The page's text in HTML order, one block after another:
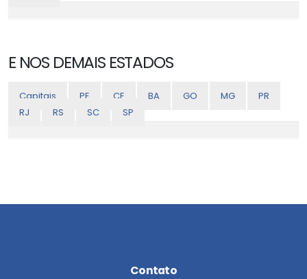
E NOS DEMAIS ESTADOS
Capitais PE CE BA GO MG
PR
RJ
RS SC SP
Contato